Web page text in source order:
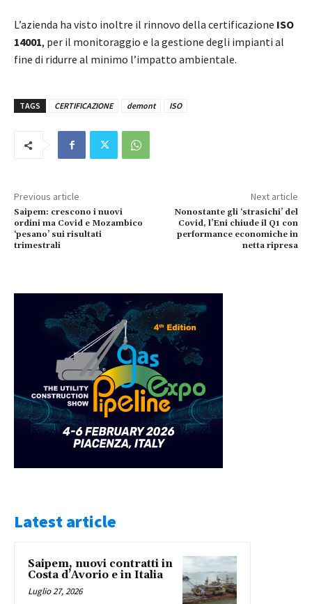
L’azienda ha visto inoltre il rinnovo della certificazione ISO
14001, per il monitoraggio e la gestione degli impianti al
fine di ridurre al minimo l’impatto ambientale.
TAGS CERTIFICAZIONE demont ISO
Previous article
Saipem: crescono i nuovi
ordini ma Covid e Mozambico
‘pesano’ sui risultati
trimestrali
Next article
Nonostante gli ‘strasichi’ del
Covid, l’Eni chiude il Q1 con
performance economiche in
netta ripresa
Latest article
Saipem, nuovi contratti in
Costa d’Avorio e in Italia
Luglio 27, 2026